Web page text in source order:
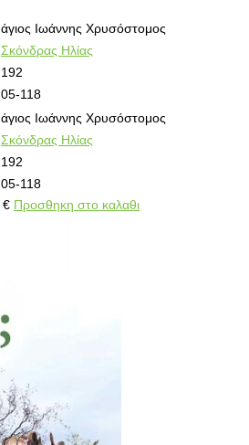
άγιος Ιωάννης Χρυσόστομος
Σκόνδρας Ηλίας
192
05-118
άγιος Ιωάννης Χρυσόστομος
Σκόνδρας Ηλίας
192
05-118
€ Προσθηκη στο καλαθι